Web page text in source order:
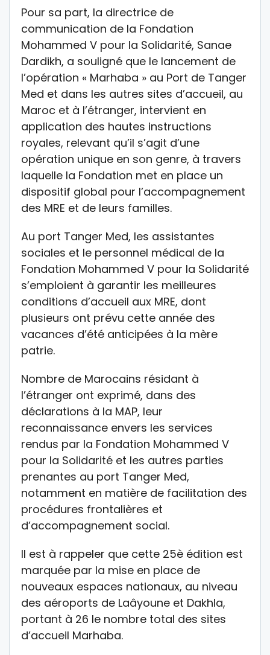
Pour sa part, la directrice de
communication de la Fondation
Mohammed V pour la Solidarité, Sanae
Dardikh, a souligné que le lancement de
l’opération « Marhaba » au Port de Tanger
Med et dans les autres sites d’accueil, au
Maroc et à l’étranger, intervient en
application des hautes instructions
royales, relevant qu’il s’agit d’une
opération unique en son genre, à travers
laquelle la Fondation met en place un
dispositif global pour l’accompagnement
des MRE et de leurs familles.
Au port Tanger Med, les assistantes
sociales et le personnel médical de la
Fondation Mohammed V pour la Solidarité
s’emploient à garantir les meilleures
conditions d’accueil aux MRE, dont
plusieurs ont prévu cette année des
vacances d’été anticipées à la mère
patrie.
Nombre de Marocains résidant à
l’étranger ont exprimé, dans des
déclarations à la MAP, leur
reconnaissance envers les services
rendus par la Fondation Mohammed V
pour la Solidarité et les autres parties
prenantes au port Tanger Med,
notamment en matière de facilitation des
procédures frontalières et
d’accompagnement social.
Il est à rappeler que cette 25è édition est
marquée par la mise en place de
nouveaux espaces nationaux, au niveau
des aéroports de Laâyoune et Dakhla,
portant à 26 le nombre total des sites
d’accueil Marhaba.